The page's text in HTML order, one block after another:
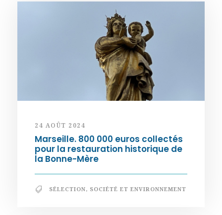
24 AOÛT 2024
Marseille. 800 000 euros collectés
pour la restauration historique de
la Bonne-Mère
SÉLECTION, SOCIÉTÉ ET ENVIRONNEMENT